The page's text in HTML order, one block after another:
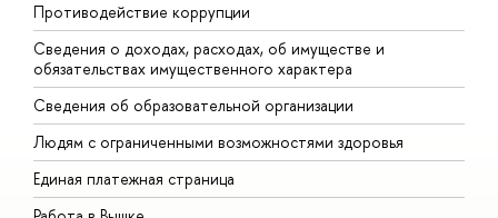
Противодействие коррупции
Сведения о доходах, расходах, об имуществе и
обязательствах имущественного характера
Сведения об образовательной организации
Людям с ограниченными возможностями здоровья
Единая платежная страница